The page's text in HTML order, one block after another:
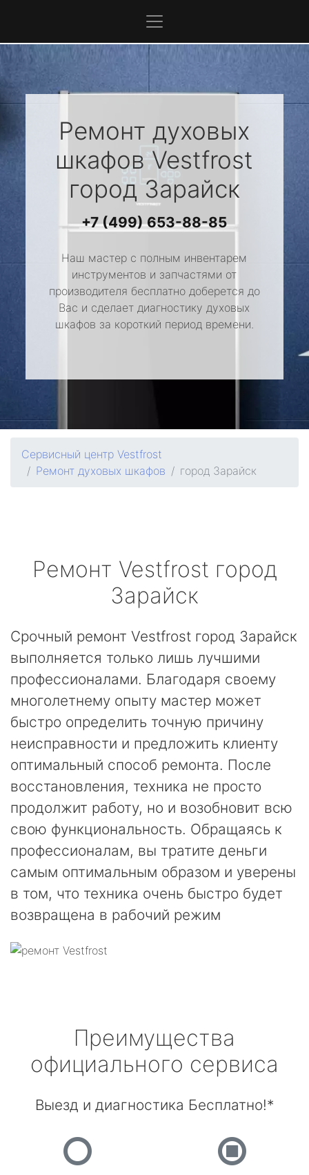
Ремонт духовых
шкафовVestfrost
город Зарайск
+7 (499) 653-88-85
Наш мастер с полным инвентарем
инструментов и запчастями от
производителя бесплатно доберется до
Вас и сделает диагностику духовых
шкафов за короткий период времени.
Сервисный центр Vestfrost
Ремонт духовых шкафов
город Зарайск
Ремонт Vestfrost город
Зарайск
Срочный ремонт Vestfrost город Зарайск
выполняется только лишь лучшими
профессионалами. Благодаря своему
многолетнему опыту мастер может
быстро определить точную причину
неисправности и предложить клиенту
оптимальный способ ремонта. После
восстановления, техника не просто
продолжит работу, но и возобновит всю
свою функциональность. Обращаясь к
профессионалам, вы тратите деньги
самым оптимальным образом и уверены
в том, что техника очень быстро будет
возвращена в рабочий режим
Преимущества
официального сервиса
Выезд и диагностика Бесплатно!*